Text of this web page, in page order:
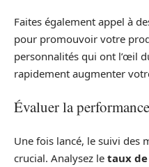
Faites également appel à
pour promouvoir votre
personnalités qui ont l’œil
rapidement augmenter
Évaluer la
Une fois lancé, le suivi des
crucial. Analysez le taux